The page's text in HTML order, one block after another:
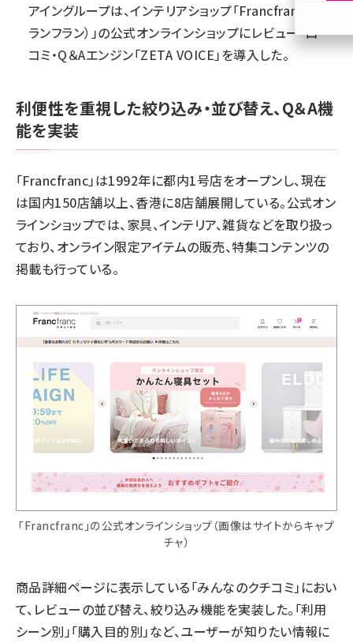
アイングループは、インテリアショップ「Francfranc（フ
ランフラン）」の公式オンラインショップにレビュー・口
コミ・Q＆Aエンジン「ZETA VOICE」を導入した。
利便性を重視した絞り込み・並び替え、Q＆A機
能を実装
「Francfranc」は1992年に都内1号店をオープンし、現在
は国内150店舗以上、香港に8店舗展開している。公式オン
ラインショップでは、家具、インテリア、雑貨などを取り扱っ
ており、オンライン限定アイテムの販売、特集コンテンツの
掲載も行っている。
「Francfranc」の公式オンラインショップ（画像はサイトからキャプ
チャ）
商品詳細ページに表示している「みんなのクチコミ」におい
て、レビューの並び替え、絞り込み機能を実装した。「利用
シーン別」「購入目的別」など、ユーザーが知りたい情報に
参